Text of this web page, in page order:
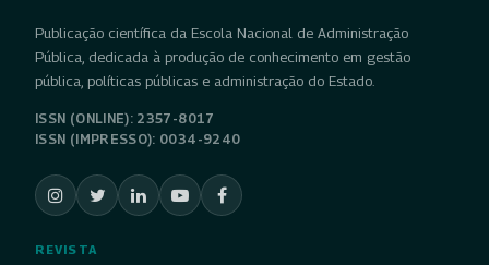
Publicação científica da Escola Nacional de Administração
Pública, dedicada à produção de conhecimento em gestão
pública, políticas públicas e administração do Estado.
ISSN (ONLINE): 2357-8017
ISSN (IMPRESSO): 0034-9240
REVISTA